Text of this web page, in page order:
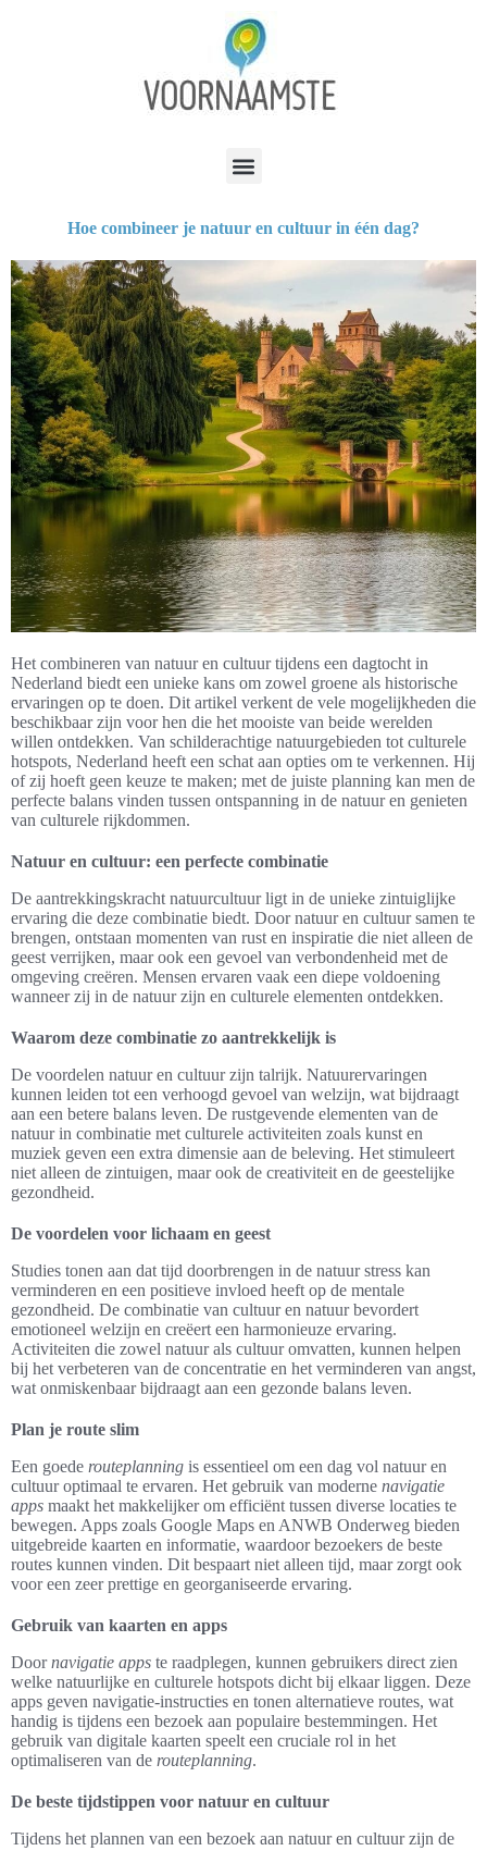
Hoe combineer je natuur en cultuur in één dag?
Het combineren van natuur en cultuur tijdens een dagtocht in
Nederland biedt een unieke kans om zowel groene als historische
ervaringen op te doen. Dit artikel verkent de vele mogelijkheden die
beschikbaar zijn voor hen die het mooiste van beide werelden
willen ontdekken. Van schilderachtige natuurgebieden tot culturele
hotspots, Nederland heeft een schat aan opties om te verkennen. Hij
of zij hoeft geen keuze te maken; met de juiste planning kan men de
perfecte balans vinden tussen ontspanning in de natuur en genieten
van culturele rijkdommen.
Natuur en cultuur: een perfecte combinatie
De aantrekkingskracht natuurcultuur ligt in de unieke zintuiglijke
ervaring die deze combinatie biedt. Door natuur en cultuur samen te
brengen, ontstaan momenten van rust en inspiratie die niet alleen de
geest verrijken, maar ook een gevoel van verbondenheid met de
omgeving creëren. Mensen ervaren vaak een diepe voldoening
wanneer zij in de natuur zijn en culturele elementen ontdekken.
Waarom deze combinatie zo aantrekkelijk is
De voordelen natuur en cultuur zijn talrijk. Natuurervaringen
kunnen leiden tot een verhoogd gevoel van welzijn, wat bijdraagt
aan een betere balans leven. De rustgevende elementen van de
natuur in combinatie met culturele activiteiten zoals kunst en
muziek geven een extra dimensie aan de beleving. Het stimuleert
niet alleen de zintuigen, maar ook de creativiteit en de geestelijke
gezondheid.
De voordelen voor lichaam en geest
Studies tonen aan dat tijd doorbrengen in de natuur stress kan
verminderen en een positieve invloed heeft op de mentale
gezondheid. De combinatie van cultuur en natuur bevordert
emotioneel welzijn en creëert een harmonieuze ervaring.
Activiteiten die zowel natuur als cultuur omvatten, kunnen helpen
bij het verbeteren van de concentratie en het verminderen van angst,
wat onmiskenbaar bijdraagt aan een gezonde balans leven.
Plan je route slim
Een goede routeplanning is essentieel om een dag vol natuur en
cultuur optimaal te ervaren. Het gebruik van moderne navigatie
apps maakt het makkelijker om efficiënt tussen diverse locaties te
bewegen. Apps zoals Google Maps en ANWB Onderweg bieden
uitgebreide kaarten en informatie, waardoor bezoekers de beste
routes kunnen vinden. Dit bespaart niet alleen tijd, maar zorgt ook
voor een zeer prettige en georganiseerde ervaring.
Gebruik van kaarten en apps
Doornavigatie apps te raadplegen, kunnen gebruikers direct zien
welke natuurlijke en culturele hotspots dicht bij elkaar liggen. Deze
apps geven navigatie-instructies en tonen alternatieve routes, wat
handig is tijdens een bezoek aan populaire bestemmingen. Het
gebruik van digitale kaarten speelt een cruciale rol in het
optimaliseren van de routeplanning.
De beste tijdstippen voor natuur en cultuur
Tijdens het plannen van een bezoek aan natuur en cultuur zijn de